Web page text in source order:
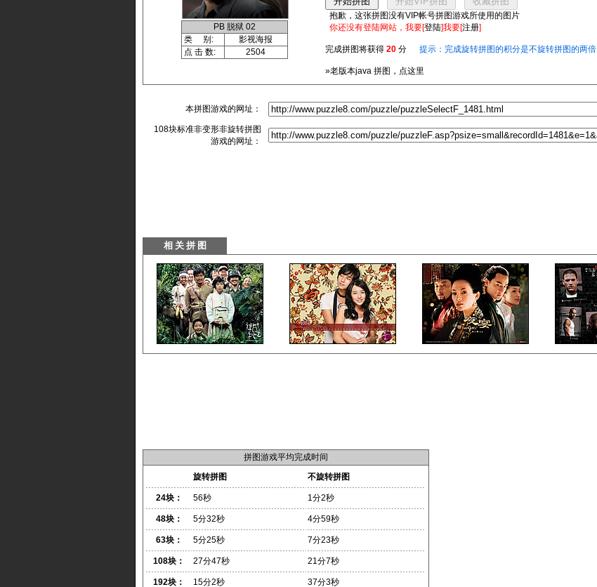
PB 脱狱 02
类 别:
影视海报
点 击 数:
2504
抱歉，这张拼图没有VIP帐号拼图游戏所使用的图片
你还没有登陆网站，我要[登陆]我要[注册]
完成拼图将获得 20 分 提示：完成旋转拼图的积分是不旋转拼图的两倍
»老版本java 拼图，点这里
本拼图游戏的网址：
108块标准非变形非旋转拼图
游戏的网址：
拼图游戏平均完成时间
旋转拼图
不旋转拼图
24块： 56秒 1分2秒
48块： 5分32秒 4分59秒
63块： 5分25秒 7分23秒
108块： 27分47秒 21分7秒
192块： 15分2秒 37分3秒